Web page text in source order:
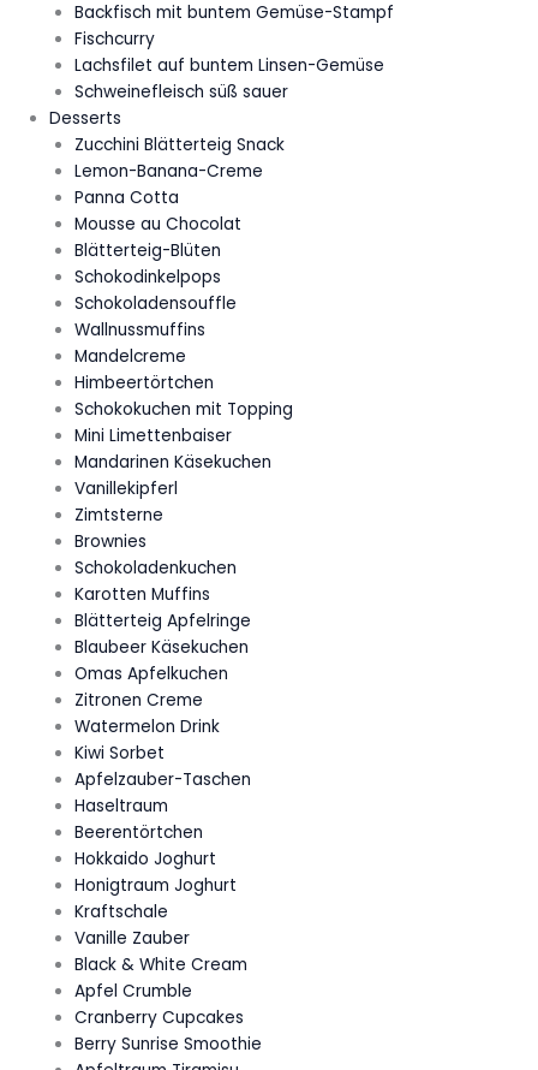
Backfisch mit buntem Gemüse-Stampf
Fischcurry
Lachsfilet auf buntem Linsen-Gemüse
Schweinefleisch süß sauer
Desserts
Zucchini Blätterteig Snack
Lemon-Banana-Creme
Panna Cotta
Mousse au Chocolat
Blätterteig-Blüten
Schokodinkelpops
Schokoladensouffle
Wallnussmuffins
Mandelcreme
Himbeertörtchen
Schokokuchen mit Topping
Mini Limettenbaiser
Mandarinen Käsekuchen
Vanillekipferl
Zimtsterne
Brownies
Schokoladenkuchen
Karotten Muffins
Blätterteig Apfelringe
Blaubeer Käsekuchen
Omas Apfelkuchen
Zitronen Creme
Watermelon Drink
Kiwi Sorbet
Apfelzauber-Taschen
Haseltraum
Beerentörtchen
Hokkaido Joghurt
Honigtraum Joghurt
Kraftschale
Vanille Zauber
Black & White Cream
Apfel Crumble
Cranberry Cupcakes
Berry Sunrise Smoothie